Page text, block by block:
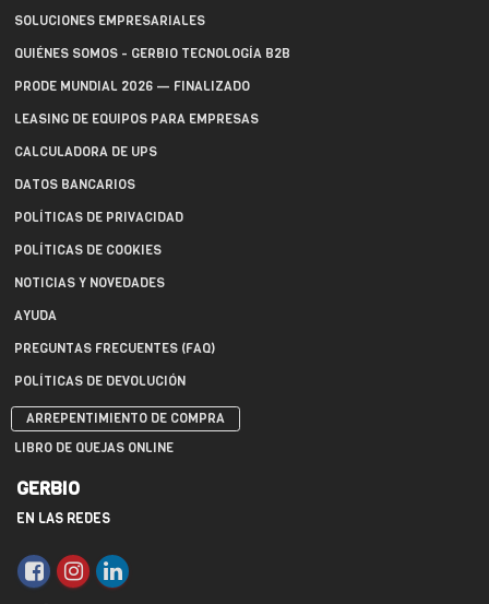
SOLUCIONES EMPRESARIALES
QUIÉNES SOMOS - GERBIO TECNOLOGÍA B2B
PRODE MUNDIAL 2026 — FINALIZADO
LEASING DE EQUIPOS PARA EMPRESAS
CALCULADORA DE UPS
DATOS BANCARIOS
POLÍTICAS DE PRIVACIDAD
POLÍTICAS DE COOKIES
NOTICIAS Y NOVEDADES
AYUDA
PREGUNTAS FRECUENTES (FAQ)
POLÍTICAS DE DEVOLUCIÓN
ARREPENTIMIENTO DE COMPRA
LIBRO DE QUEJAS ONLINE
GERBIO
EN LAS REDES